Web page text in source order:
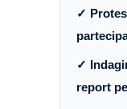
✓
✓
report